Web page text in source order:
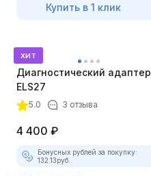
Купить в 1 клик
хит
Диагностический адаптер
ELS27
5.0 3 отзыва
4 400 ₽
Бонусных рублей за покупку:
132.13руб.